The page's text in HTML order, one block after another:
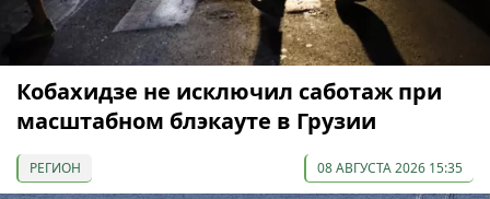
Кобахидзе не исключил саботаж при
масштабном блэкауте в Грузии
РЕГИОН 08 АВГУСТА 2026 15:35